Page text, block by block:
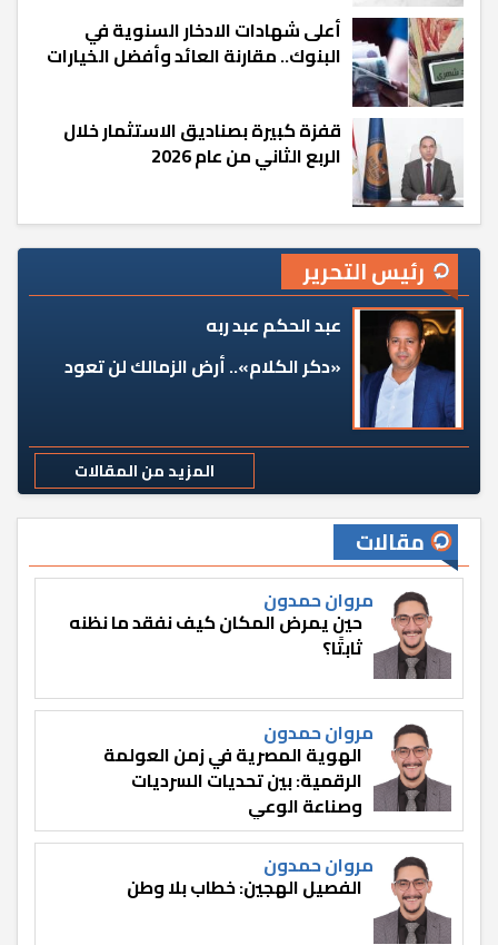
أعلى شهادات الادخار السنوية في
البنوك.. مقارنة العائد وأفضل الخيارات
قفزة كبيرة بصناديق الاستثمار خلال
الربع الثاني من عام 2026
رئيس التحرير
عبد الحكم عبد ربه
«دكر الكلام».. أرض الزمالك لن تعود
المزيد من المقالات
مقالات
مروان حمدون
حين يمرض المكان كيف نفقد ما نظنه
ثابتًا؟
مروان حمدون
الهوية المصرية في زمن العولمة
الرقمية: بين تحديات السرديات
وصناعة الوعي
مروان حمدون
الفصيل الهجين: خطاب بلا وطن